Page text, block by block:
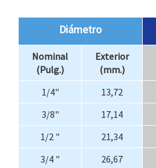
Diámetro
Nominal
(Pulg.)
Exterior
(mm.)
1/4"
13,72
3/8"
17,14
1/2 "
21,34
3/4 "
26,67